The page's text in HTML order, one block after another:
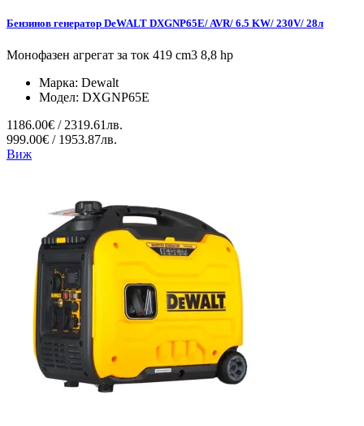
Бензинов генератор DeWALT DXGNP65E/ AVR/ 6.5 KW/ 230V/ 28л
Монофазен агрегат за ток 419 cm3 8,8 hp
Марка: Dewalt
Модел: DXGNP65E
1186.00€ / 2319.61лв.
999.00€ / 1953.87лв.
Виж